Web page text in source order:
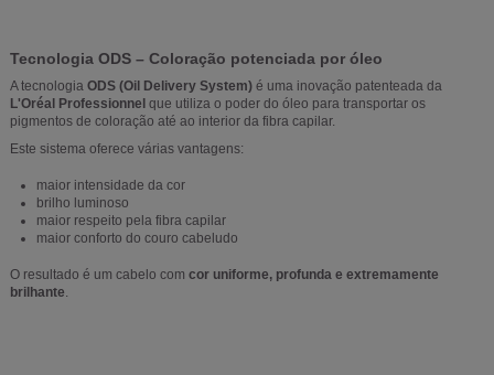
Tecnologia ODS – Coloração potenciada por óleo
A tecnologia ODS (Oil Delivery System) é uma inovação patenteada da
L'Oréal Professionnel que utiliza o poder do óleo para transportar os
pigmentos de coloração até ao interior da fibra capilar.
Este sistema oferece várias vantagens:
maior intensidade da cor
brilho luminoso
maior respeito pela fibra capilar
maior conforto do couro cabeludo
O resultado é um cabelo com cor uniforme, profunda e extremamente
brilhante.